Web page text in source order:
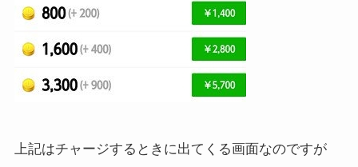
上記はチャージするときに出てくる画面なのですが